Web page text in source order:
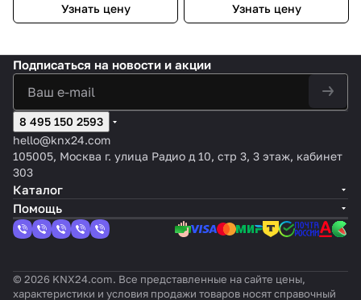
Узнать цену Узнать цену
Подписаться на новости и акции
8 495 150 2593
hello@knx24.com
105005, Москва г. улица Радио д 10, стр 3, 3 этаж, кабинет
303
Каталог
Помощь
© 2026 KNX24.com. Все представленные на сайте цены,
характеристики и условия продажи товаров носят справочный